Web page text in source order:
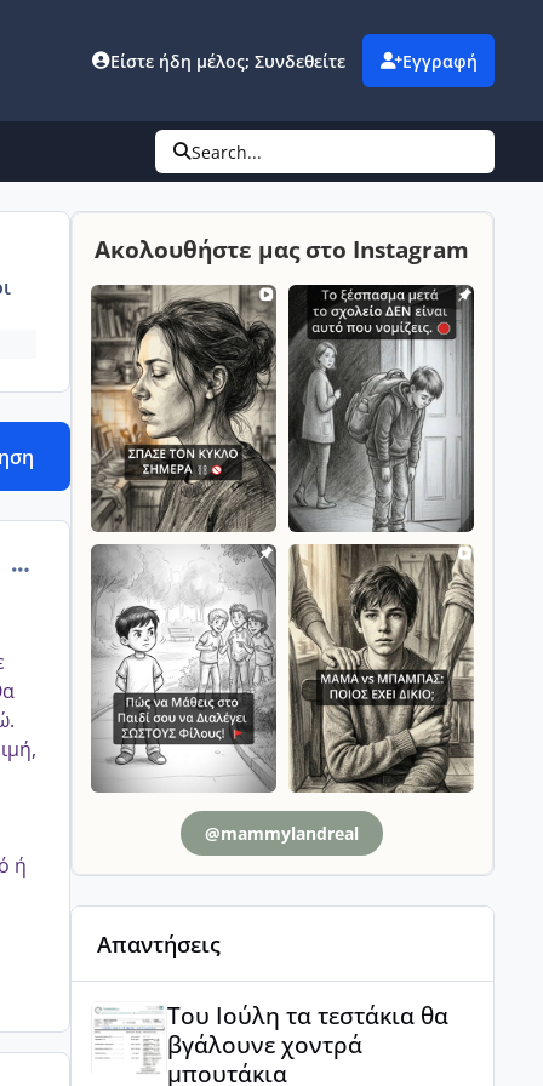
Είστε ήδη μέλος; Συνδεθείτε Εγγραφή
Search...
comment_1289044
ή
Ακολουθήστε μας στο Instagram
@mammylandreal
Απαντήσεις
Του Ιούλη τα τεστάκια θα
βγάλουνε χοντρά
μπουτάκια